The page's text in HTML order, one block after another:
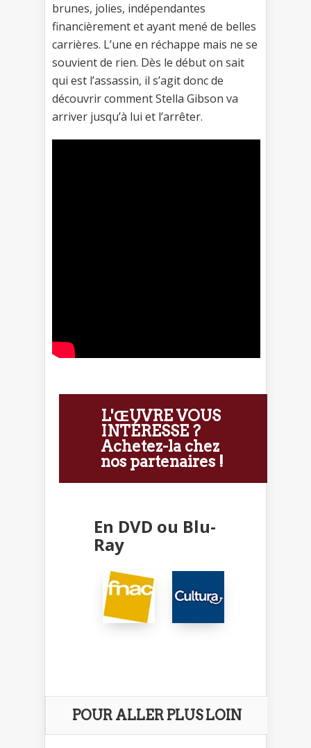
brunes, jolies, indépendantes
financièrement et ayant mené de belles
carrières. L’une en réchappe mais ne se
souvient de rien. Dès le début on sait
qui est l’assassin, il s’agit donc de
découvrir comment Stella Gibson va
arriver jusqu’à lui et l’arrêter.
L'ŒUVRE VOUS
INTÉRESSE ?
Achetez-la chez
nos partenaires !
En DVD ou Blu-
Ray
POUR ALLER PLUS LOIN